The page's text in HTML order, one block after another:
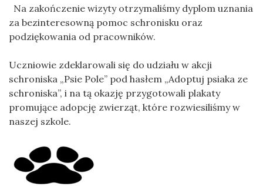
Na zakończenie wizyty otrzymaliśmy dyplom uznania
za bezinteresowną pomoc schronisku oraz
podziękowania od pracowników.
Uczniowie zdeklarowali się do udziału w akcji
schroniska „Psie Pole” pod hasłem „Adoptuj psiaka ze
schroniska”, i na tą okazję przygotowali plakaty
promujące adopcję zwierząt, które rozwiesiliśmy w
naszej szkole.